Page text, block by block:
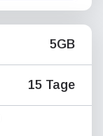
5GB
15 Tage